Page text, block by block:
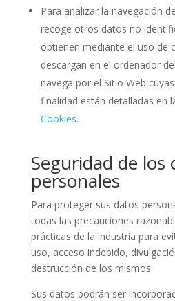
Para analizar la navegación
recoge otros datos no
obtienen mediante el uso de
descargan en el ordenador
navega por el Sitio Web
finalidad están detalladas en
Cookies.
Seguridad de los
personales
Para proteger sus datos
todas las precauciones
prácticas de la industria para
uso, acceso indebido,
destrucción de los mismos.
Sus datos podrán ser